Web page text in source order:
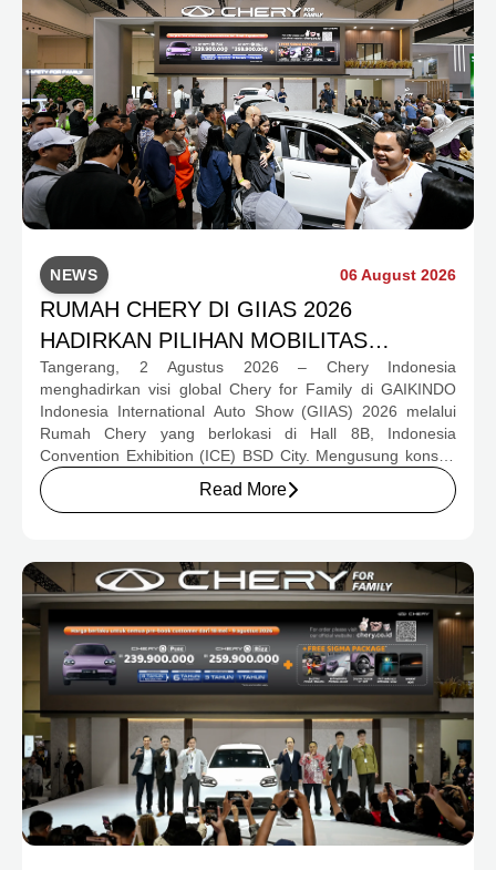
NEWS 06 August 2026
RUMAH CHERY DI GIIAS 2026
HADIRKAN PILIHAN MOBILITAS
LENGKAP DAN PROGRAM APRESIASI
KONSUMEN BERNILAI HAMPIR RP1
MILIAR
Tangerang, 2 Agustus 2026 – Chery Indonesia
menghadirkan visi global Chery for Family di GAIKINDO
Indonesia International Auto Show (GIIAS) 2026 melalui
Rumah Chery yang berlokasi di Hall 8B, Indonesia
Convention Exhibition (ICE) BSD City. Mengusung konsep
rumah yang hangat dan inklusif, Chery menghadirkan
pengalaman menyeluruh bagi keluarga Indonesia melalui
program apresiasi untuk konsumen.
Read More